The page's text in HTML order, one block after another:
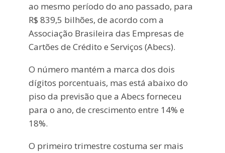
ao mesmo período do ano passado, para
R$ 839,5 bilhões, de acordo com a
Associação Brasileira das Empresas de
Cartões de Crédito e Serviços (Abecs).
O número mantém a marca dos dois
dígitos porcentuais, mas está abaixo do
piso da previsão que a Abecs forneceu
para o ano, de crescimento entre 14% e
18%.
O primeiro trimestre costuma ser mais